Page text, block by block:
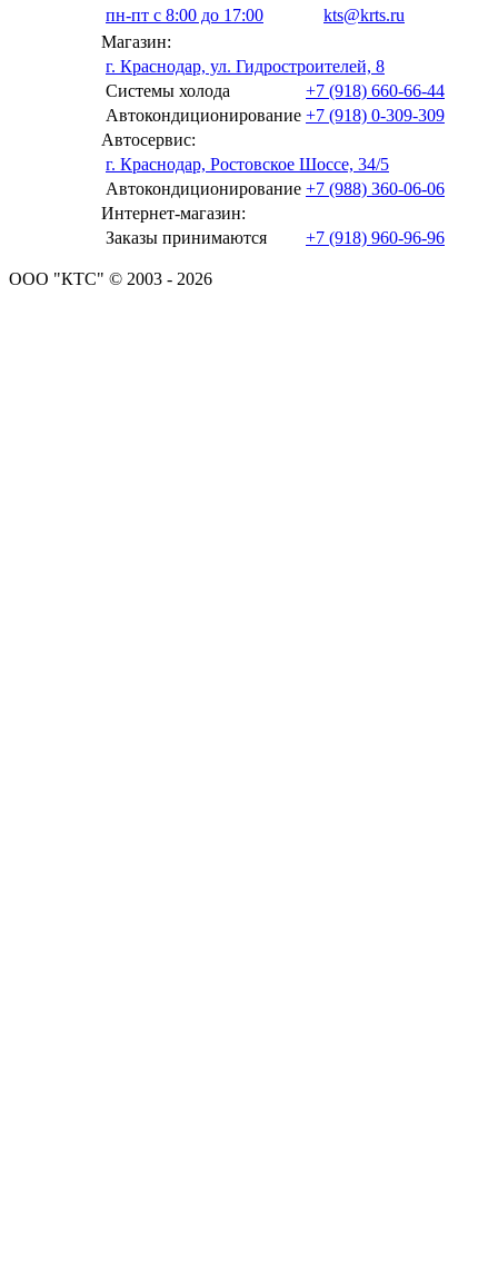
пн-пт с 8:00 до 17:00
kts@krts.ru
Магазин:
г. Краснодар, ул. Гидростроителей, 8
Системы холода
+7 (918) 660-66-44
Автокондиционирование +7 (918) 0-309-309
Автосервис:
г. Краснодар, Ростовское Шоссе, 34/5
Автокондиционирование +7 (988) 360-06-06
Интернет-магазин:
Заказы принимаются
+7 (918) 960-96-96
ООО "КТС" © 2003 - 2026